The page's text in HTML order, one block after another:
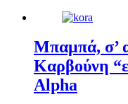
Μπαμπά, σ’
Καρβούνη
Alpha